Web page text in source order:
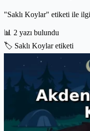
"Saklı Koylar" etiketi ile
📊 2 yazı bulundu
🏷️ Saklı Koylar etiketi